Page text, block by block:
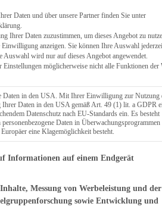
Suche
im
Daten und über unsere Partner finden Sie unter
Ihrer Daten zuzustimmen, um dieses Angebot zu
anzeigen. Sie können Ihre Auswahl
Auswahl wird nur auf dieses Angebot angewendet.
möglicherweise nicht alle Funktionen der
Daten in den USA. Mit Ihrer Einwilligung zur Nutzung
Daten in den USA gemäß Art. 49 (1) lit. a GDPR
Datenschutz nach EU-Standards ein. Es besteht
Daten in Überwachungsprogrammen
eine Klagemöglichkeit besteht.
Zwecke des IAB Transparency and
Informationen auf einem Endgerät
Messung von Werbeleistung und der
sowie Entwicklung und